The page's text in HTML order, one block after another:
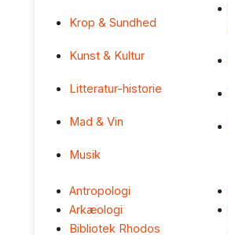
Krop & Sundhed
Kunst & Kultur
Litteratur-historie
Mad & Vin
Musik
Antropologi
Arkæologi
Bibliotek Rhodos